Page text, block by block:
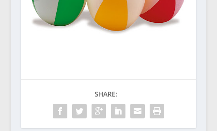
SHARE: